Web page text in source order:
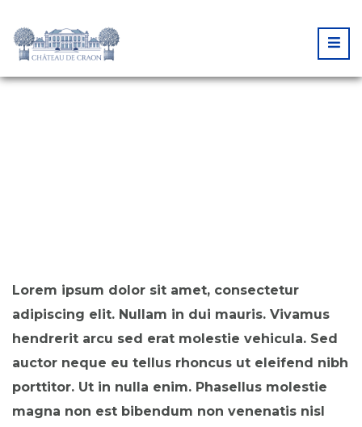
Lorem ipsum dolor sit amet, consectetur
adipiscing elit. Nullam in dui mauris. Vivamus
hendrerit arcu sed erat molestie vehicula. Sed
auctor neque eu tellus rhoncus ut eleifend nibh
porttitor. Ut in nulla enim. Phasellus molestie
magna non est bibendum non venenatis nisl